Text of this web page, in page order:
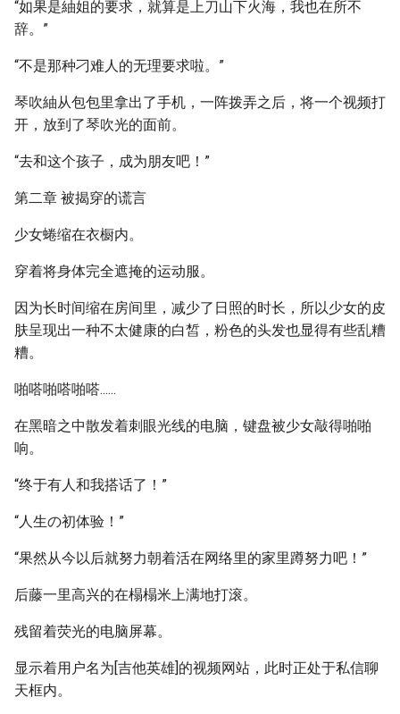
“如果是紬姐的要求，就算是上刀山下火海，我也在所不
辞。”
“不是那种刁难人的无理要求啦。”
琴吹紬从包包里拿出了手机，一阵拨弄之后，将一个视频打
开，放到了琴吹光的面前。
“去和这个孩子，成为朋友吧！”
第二章 被揭穿的谎言
少女蜷缩在衣橱内。
穿着将身体完全遮掩的运动服。
因为长时间缩在房间里，减少了日照的时长，所以少女的皮
肤呈现出一种不太健康的白皙，粉色的头发也显得有些乱糟
糟。
啪嗒啪嗒啪嗒......
在黑暗之中散发着刺眼光线的电脑，键盘被少女敲得啪啪
响。
“终于有人和我搭话了！”
“人生の初体验！”
“果然从今以后就努力朝着活在网络里的家里蹲努力吧！”
后藤一里高兴的在榻榻米上满地打滚。
残留着荧光的电脑屏幕。
显示着用户名为[吉他英雄]的视频网站，此时正处于私信聊
天框内。